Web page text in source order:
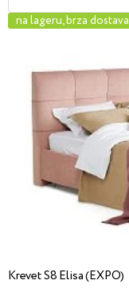
na lageru, brza dostava
Krevet S8 Elisa (EXPO)